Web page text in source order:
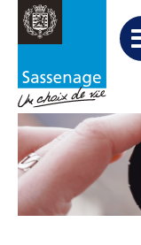
Aller à la